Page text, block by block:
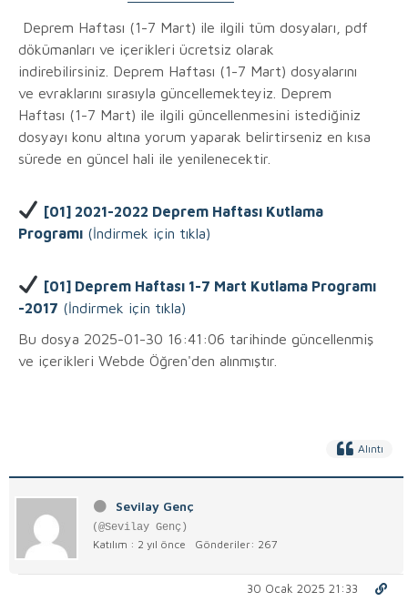
Deprem Haftası (1-7 Mart) ile ilgili tüm dosyaları, pdf
dökümanları ve içerikleri ücretsiz olarak
indirebilirsiniz. Deprem Haftası (1-7 Mart) dosyalarını
ve evraklarını sırasıyla güncellemekteyiz. Deprem
Haftası (1-7 Mart) ile ilgili güncellenmesini istediğiniz
dosyayı konu altına yorum yaparak belirtirseniz en kısa
sürede en güncel hali ile yenilenecektir.
[01] 2021-2022 Deprem Haftası Kutlama
Programı (İndirmek için tıkla)
[01] Deprem Haftası 1-7 Mart Kutlama Programı
-2017 (İndirmek için tıkla)
Bu dosya 2025-01-30 16:41:06 tarihinde güncellenmiş
ve içerikleri Webde Öğren'den alınmıştır.
Alıntı
Sevilay Genç
(@Sevilay Genç)
Katılım : 2 yıl önce Gönderiler: 267
30 Ocak 2025 21:33